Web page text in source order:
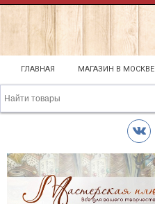
ГЛАВНАЯ МАГАЗИН В МОСКВЕ